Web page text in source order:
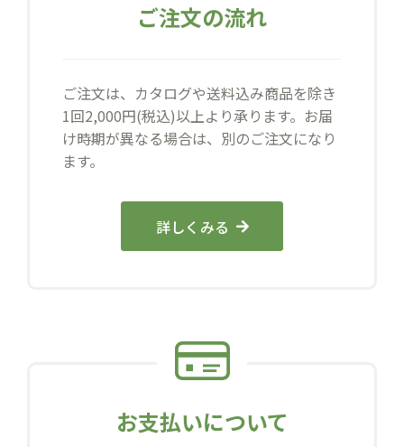
ご注文の流れ
ご注文は、カタログや送料込み商品を除き
1回2,000円(税込)以上より承ります。お届
け時期が異なる場合は、別のご注文になり
ます。
詳しくみる
お支払いについて